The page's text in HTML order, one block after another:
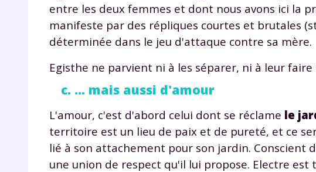
entre les deux femmes et dont nous avons ici la
manifeste par des répliques courtes et brutales
déterminée dans le jeu d'attaque contre sa mère.
Egisthe ne parvient ni à les séparer, ni à leur
c. ... mais aussi d'amour
L'amour, c'est d'abord celui dont se réclame le
territoire est un lieu de paix et de pureté, et ce
lié à son attachement pour son jardin. Conscient
une union de respect qu'il lui propose. Electre
notre
exercices
podcasts
Unespace
parents